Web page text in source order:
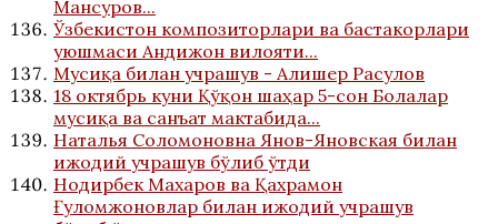
Мансуров...
Ўзбекистон композиторлари ва бастакорлари
уюшмаси Андижон вилояти...
Мусиқа билан учрашув - Алишер Расулов
18 октябрь куни Қўқон шаҳар 5-сон Болалар
мусиқа ва санъат мактабида...
Наталья Соломоновна Янов-Яновская билан
ижодий учрашув бўлиб ўтди
Нодирбек Махаров ва Қахрамон
Ғуломжоновлар билан ижодий учрашув